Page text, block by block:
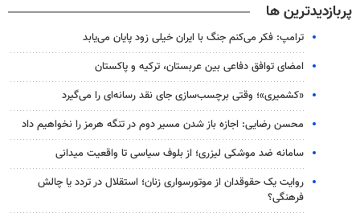
پربازدیدترین ها
ترامپ: فکر می‌کنم جنگ با ایران خیلی زود پایان می‌یابد
امضای توافق دفاعی بین عربستان، ترکیه و پاکستان
«کشمیری»؛ وقتی برچسب‌سازی جای نقد رسانه‌ای را می‌گیرد
محسن رضایی: اجازه باز شدن مسیر دوم در تنگه هرمز را نخواهیم داد
سامانه ضد موشکی لیزری؛ از بلوف سیاسی تا واقعیت میدانی
روایت یک حقوقدان از موتورسواری زنان؛ استقلال در تردد یا چالش
فرهنگی؟